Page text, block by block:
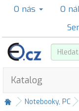
O nás O
Katalog
Notebooky, PC